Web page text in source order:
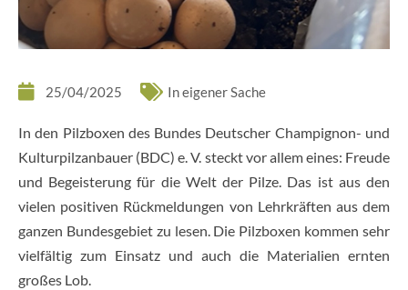
25/04/2025 In eigener Sache
In den Pilzboxen des Bundes Deutscher Champignon- und
Kulturpilzanbauer (BDC) e. V. steckt vor allem eines: Freude
und Begeisterung für die Welt der Pilze. Das ist aus den
vielen positiven Rückmeldungen von Lehrkräften aus dem
ganzen Bundesgebiet zu lesen. Die Pilzboxen kommen sehr
vielfältig zum Einsatz und auch die Materialien ernten
großes Lob.